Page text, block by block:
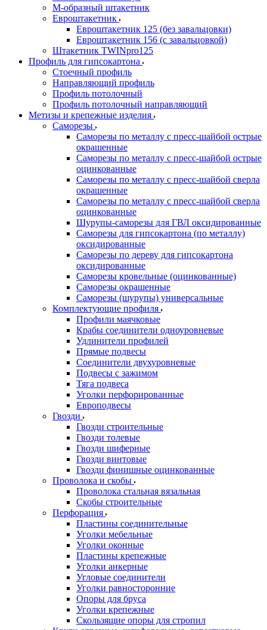
М-образный штакетник
Евроштакетник
Евроштакетник 125 (без завальцовки)
Евроштакетник 156 (с завальцовкой)
Штакетник TWINpro125
Профиль для гипсокартона
Стоечный профиль
Направляющий профиль
Профиль потолочный
Профиль потолочный направляющий
Метизы и крепежные изделия
Саморезы
Саморезы по металлу с пресс-шайбой острые
окрашенные
Саморезы по металлу с пресс-шайбой острые
оцинкованные
Саморезы по металлу с пресс-шайбой сверла
окрашенные
Саморезы по металлу с пресс-шайбой сверла
оцинкованные
Шурупы-саморезы для ГВЛ оксидированные
Саморезы для гипсокартона (по металлу)
оксидированные
Саморезы по дереву для гипсокартона
оксидированные
Саморезы кровельные (оцинкованные)
Саморезы окрашенные
Саморезы (шурупы) универсальные
Комплектующие профиля
Профили маячковые
Крабы соединители одноуровневые
Удлинители профилей
Прямые подвесы
Соединители двухуровневые
Подвесы с зажимом
Тяга подвеса
Уголки перфорированные
Европодвесы
Гвозди
Гвозди строительные
Гвозди толевые
Гвозди шиферные
Гвозди винтовые
Гвозди финишные оцинкованные
Проволока и скобы
Проволока стальная вязальная
Скобы строительные
Перфорация
Пластины соединительные
Уголки мебельные
Уголки оконные
Пластины крепежные
Уголки анкерные
Угловые соединители
Уголки равносторонние
Опоры для бруса
Уголки крепежные
Скользящие опоры для стропил